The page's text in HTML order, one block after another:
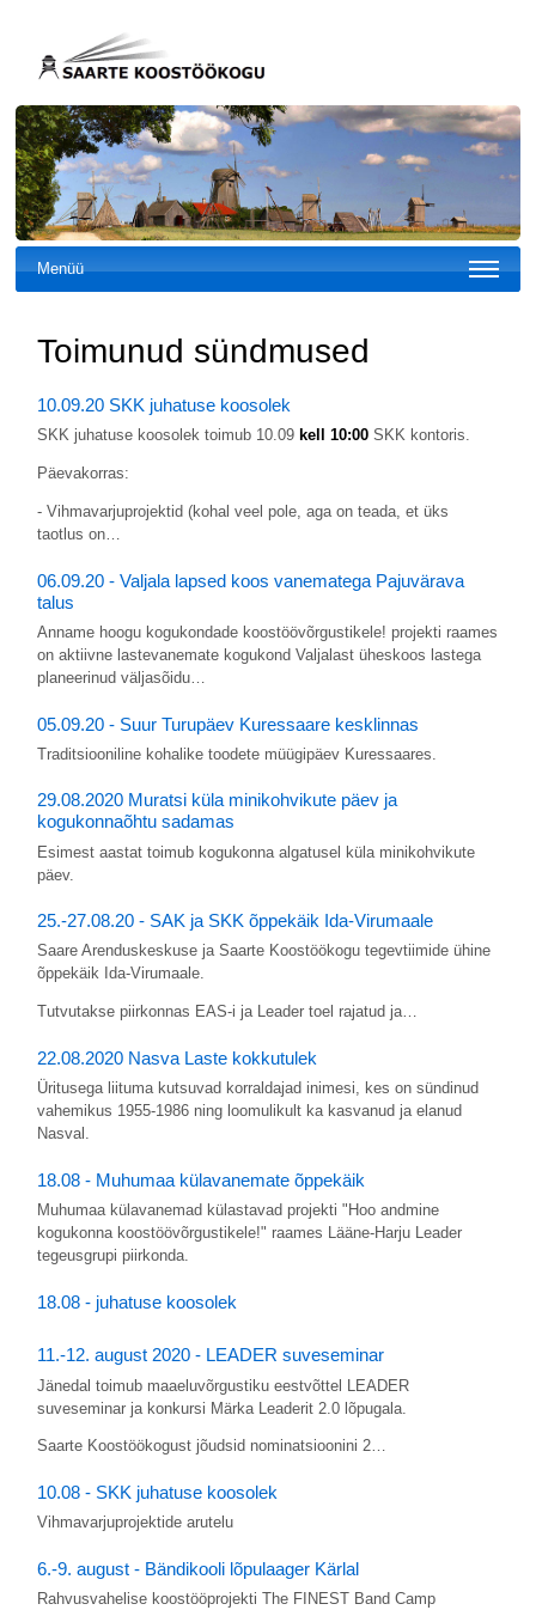
Menüü
Toimunud sündmused
10.09.20 SKK juhatuse koosolek
SKK juhatuse koosolek toimub 10.09kell 10:00SKK kontoris.
Päevakorras:
- Vihmavarjuprojektid (kohal veel pole, aga on teada, et üks
taotlus on…
06.09.20 - Valjala lapsed koos vanematega Pajuvärava
talus
Anname hoogu kogukondade koostöövõrgustikele! projekti raames
on aktiivne lastevanemate kogukond Valjalast üheskoos lastega
planeerinud väljasõidu…
05.09.20 - Suur Turupäev Kuressaare kesklinnas
Traditsiooniline kohalike toodete müügipäev Kuressaares.
29.08.2020 Muratsi küla minikohvikute päev ja
kogukonnaõhtu sadamas
Esimest aastat toimub kogukonna algatusel küla minikohvikute
päev.
25.-27.08.20 - SAK ja SKK õppekäik Ida-Virumaale
Saare Arenduskeskuse ja Saarte Koostöökogu tegevtiimide ühine
õppekäik Ida-Virumaale.
Tutvutakse piirkonnas EAS-i ja Leader toel rajatud ja…
22.08.2020 Nasva Laste kokkutulek
Üritusega liituma kutsuvad korraldajad inimesi, kes on sündinud
vahemikus 1955-1986 ning loomulikult ka kasvanud ja elanud
Nasval.
18.08 - Muhumaa külavanemate õppekäik
Muhumaa külavanemad külastavad projekti "Hoo andmine
kogukonna koostöövõrgustikele!" raames Lääne-Harju Leader
tegeusgrupi piirkonda.
18.08 - juhatuse koosolek
11.-12. august 2020 - LEADER suveseminar
Jänedal toimub maaeluvõrgustiku eestvõttel LEADER
suveseminar ja konkursi Märka Leaderit 2.0 lõpugala.
Saarte Koostöökogust jõudsid nominatsioonini 2…
10.08 - SKK juhatuse koosolek
Vihmavarjuprojektide arutelu
6.-9. august - Bändikooli lõpulaager Kärlal
Rahvusvahelise koostööprojekti The FINEST Band Camp